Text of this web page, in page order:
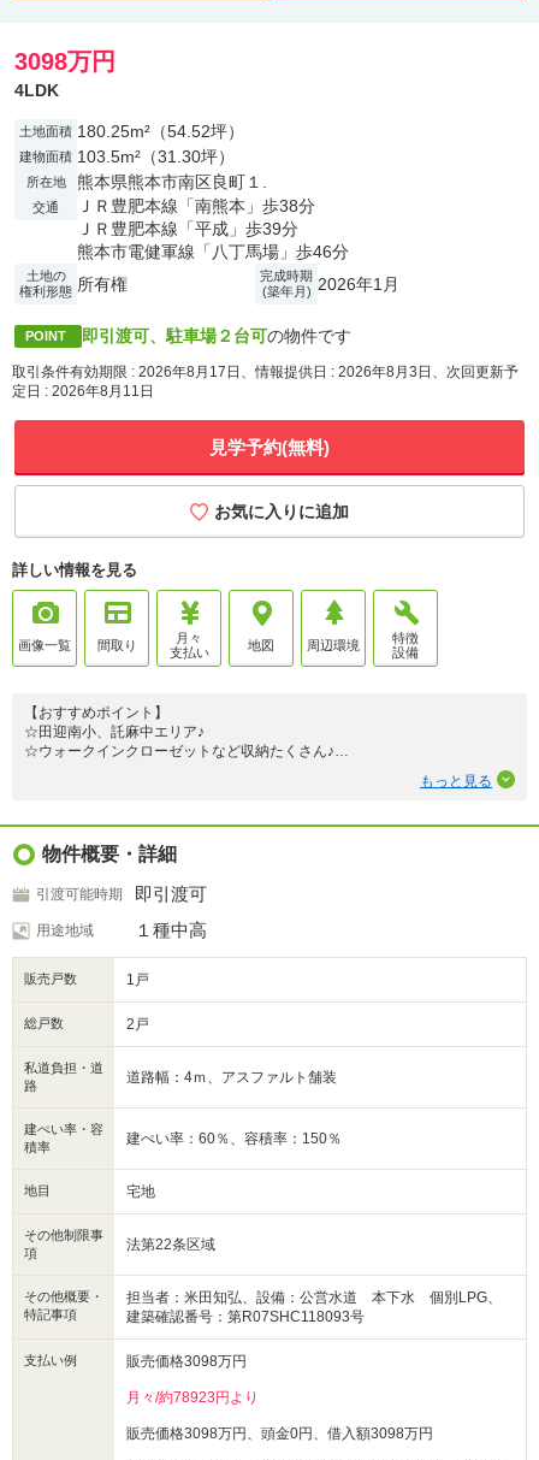
3098万円
4LDK
土地面積 180.25m²（54.52坪）
建物面積 103.5m²（31.30坪）
所在地 熊本県熊本市南区良町１.
交通
ＪＲ豊肥本線「南熊本」歩38分
ＪＲ豊肥本線「平成」歩39分
熊本市電健軍線「八丁馬場」歩46分
土地の
権利形態 所有権
完成時期
(築年月) 2026年1月
POINT 即引渡可、駐車場２台可の物件です
取引条件有効期限 : 2026年8月17日、情報提供日 : 2026年8月3日、次回更新予
定日 : 2026年8月11日
見学予約(無料)
お気に入りに追加
詳しい情報を見る
画像一覧 間取り
月々
支払い
地図 周辺環境
特徴
設備
【おすすめポイント】
☆田迎南小、託麻中エリア♪
☆ウォークインクローゼットなど収納たくさん♪
月々返済78923円～♪
（変動金利年0.75％、ボーナス返済なし、年数35年で計算）
詳細は弊社担当にお問い合わせを♪
もっと見る
物件概要・詳細
引渡可能時期 即引渡可
用途地域 １種中高
販売戸数 1戸
総戸数 2戸
私道負担・道
路
道路幅：4ｍ、アスファルト舗装
建ぺい率・容
積率
建ぺい率：60％、容積率：150％
地目 宅地
その他制限事
項
法第22条区域
その他概要・
特記事項
担当者：米田知弘、設備：公営水道 本下水 個別LPG、
建築確認番号：第R07SHC118093号
支払い例 販売価格3098万円
月々/約78923円より
販売価格3098万円、頭金0円、借入額3098万円